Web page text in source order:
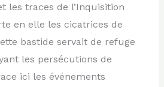
les traces de l’Inquisition
en elle les cicatrices de
bastide servait de refuge
les persécutions de
ici les événements